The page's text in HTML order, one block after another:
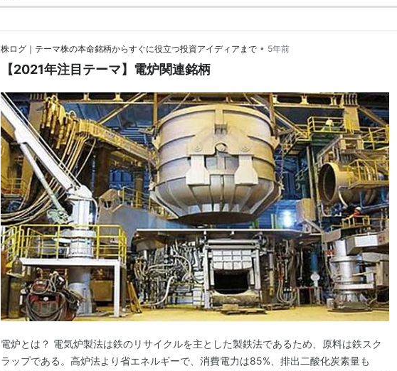
株ログ｜テーマ株の本命銘柄からすぐに役立つ投資アイディアまで • 5年前
【2021年注目テーマ】電炉関連銘柄
電炉とは？ 電気炉製法は鉄のリサイクルを主とした製鉄法であるため、原料は鉄スク
ラップである。高炉法より省エネルギーで、消費電力は85%、排出二酸化炭素量も